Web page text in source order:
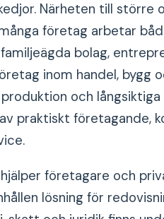
Närheten till större
företag arbetar
bolag,
inom handel, bygg
och
praktiskt företagande,
företagare och
lösning för